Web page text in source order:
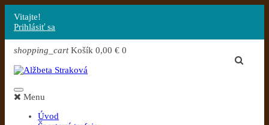
Vitajte!
Prihlásiť sa
shopping_cart Košík 0,00 € 0
Menu
Úvod